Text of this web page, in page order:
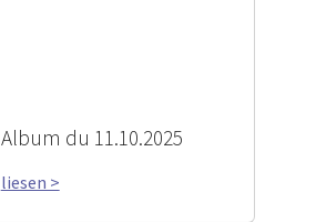
Album du 11.10.2025
liesen >